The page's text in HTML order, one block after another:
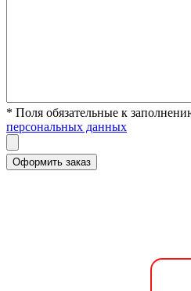
* Поля обязательные к
персональных данных